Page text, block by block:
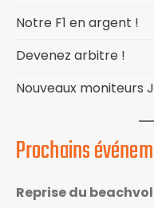
Notre F1 en argent !
Devenez arbitre !
Nouveaux moniteurs
Prochains
Reprise du